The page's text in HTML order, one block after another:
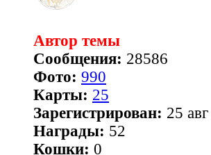
Автор темы
Сообщения: 28586
Фото: 990
Карты: 25
Зарегистрирован: 25
Награды: 52
Кошки: 0